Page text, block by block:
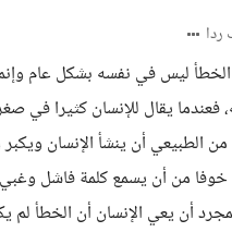
الخطأ ليس في نفسه بشكل عام
فعندما يقال للإنسان كثيرا
الطبيعي أن ينشأ الإنسان
خوفا من أن يسمع كلمة فاشل
أن يعي الإنسان أن الخطأ